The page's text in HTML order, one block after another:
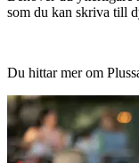
som du kan skriva till
Du hittar mer om